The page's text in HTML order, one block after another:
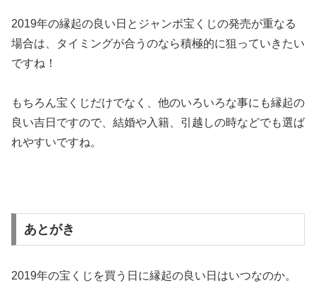
2019年の縁起の良い日とジャンボ宝くじの発売が重なる
場合は、タイミングが合うのなら積極的に狙っていきたい
ですね！
もちろん宝くじだけでなく、他のいろいろな事にも縁起の
良い吉日ですので、結婚や入籍、引越しの時などでも選ば
れやすいですね。
あとがき
2019年の宝くじを買う日に縁起の良い日はいつなのか。